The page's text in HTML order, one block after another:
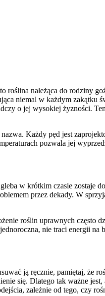
roślina należąca do rodziny
niemal w każdym zakątku
o jej wysokiej żyzności.
Każdy pęd jest
pozwala jej
w krótkim czasie zostaje
przez dekady. W
roślin uprawnych często
nie traci energii na
ją ręcznie, pamiętaj, że
się. Dlatego tak ważne jest,
zależnie od tego, czy